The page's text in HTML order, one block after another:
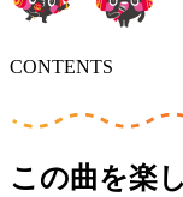
CONTENTS
この曲を楽